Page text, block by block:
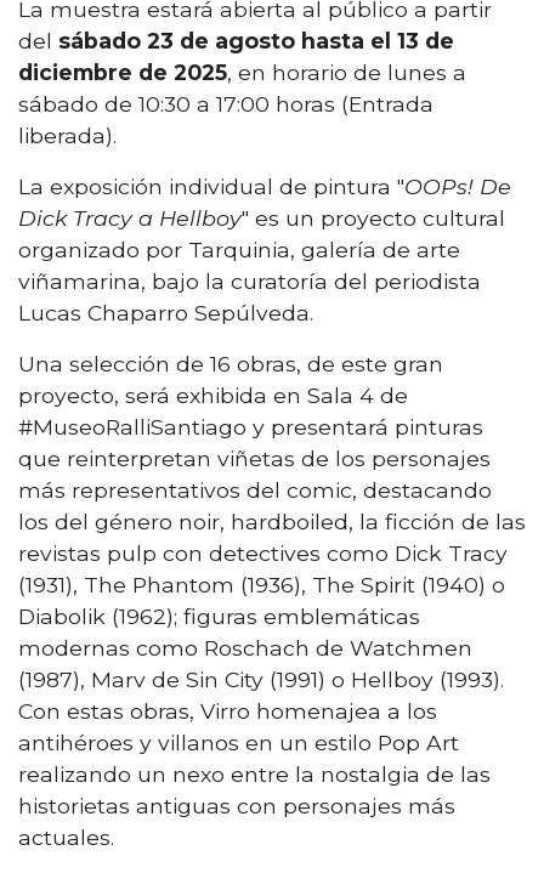
La muestra estará abierta al público a partir
del sábado 23 de agosto hasta el 13 de
diciembre de 2025, en horario de lunes a
sábado de 10:30 a 17:00 horas (Entrada
liberada).
La exposición individual de pintura "OOPs! De
Dick Tracy a Hellboy" es un proyecto cultural
organizado por Tarquinia, galería de arte
viñamarina, bajo la curatoría del periodista
Lucas Chaparro Sepúlveda.
Una selección de 16 obras, de este gran
proyecto, será exhibida en Sala 4 de
#MuseoRalliSantiago y presentará pinturas
que reinterpretan viñetas de los personajes
más representativos del comic, destacando
los del género noir, hardboiled, la ficción de las
revistas pulp con detectives como Dick Tracy
(1931), The Phantom (1936), The Spirit (1940) o
Diabolik (1962); figuras emblemáticas
modernas como Roschach de Watchmen
(1987), Marv de Sin City (1991) o Hellboy (1993).
Con estas obras, Virro homenajea a los
antihéroes y villanos en un estilo Pop Art
realizando un nexo entre la nostalgia de las
historietas antiguas con personajes más
actuales.